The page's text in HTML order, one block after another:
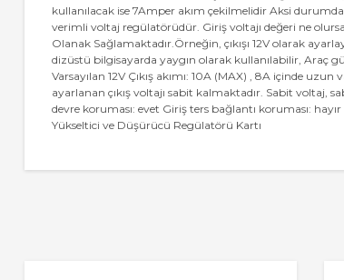
kullanılacak ise 7Amper akım çekilmelidir Aksi
verimli voltaj regülatörüdür. Giriş voltajı değeri ne
Olanak Sağlamaktadır.Örneğin, çıkışı 12V olarak
dizüstü bilgisayarda yaygın olarak kullanılabilir, Araç
Varsayılan 12V Çıkış akımı: 10A (MAX) , 8A içinde
ayarlanan çıkış voltajı sabit kalmaktadır. Sabit voltaj,
devre koruması: evet Giriş ters bağlantı koruması:
Yükseltici ve Düşürücü Regülatörü Kartı